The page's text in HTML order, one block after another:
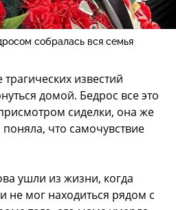
собралась вся семья
известий
домой. Бедрос все это
сиделки, она же
что самочувствие
ушли из жизни, когда
не мог находиться рядом с